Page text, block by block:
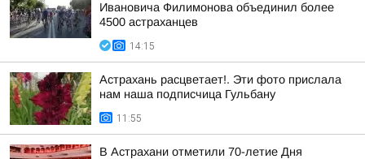
Ивановича Филимонова объединил более
4500 астраханцев
14:15
Астрахань расцветает!. Эти фото прислала
нам наша подписчица Гульбану
11:55
В Астрахани отметили 70-летие Дня